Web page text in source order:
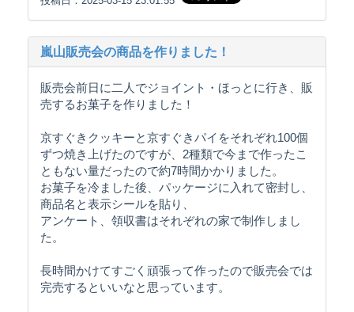
嵐山販売会の商品を作りました！
販売会前日に二人でジョイント・ほっとに行き、販
売するお菓子を作りました！
京すぐきクッキーと京すぐきパイをそれぞれ100個
ずつ焼き上げたのですが、2種類で今まで作ったこ
ともない量だったので約7時間かかりました。
お菓子を冷ました後、パッケージに入れて密封し、
商品名と表示シールを貼り、
アンケート、領収書はそれぞれの家で制作しまし
た。
長時間かけてすごく頑張って作ったので販売会では
完売するといいなと思っています。